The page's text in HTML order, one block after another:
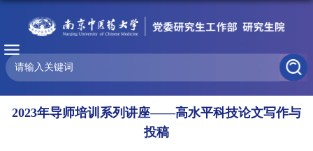
2023年导师培训系列讲座——高水平科技论文写作与
投稿